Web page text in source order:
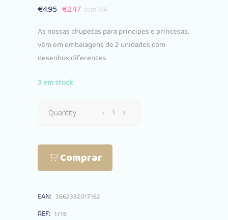
€4.95 O
original
era:
€4.95.
€2.47O
atual
é:
€2.47.
com IVA
As nossas chupetas para príncipes e princesas,
vêm em embalagens de 2 unidades com
desenhos diferentes.
3 em stock
Chupeta
Azul
Pack
Quantity
Comprar
EAN: 3662332017162
REF: 1716